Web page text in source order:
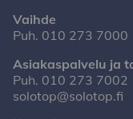
Vaihde
Puh. 010 273 7000
Asiakaspalvelu ja
Puh. 010 273 7002
solotop@solotop.fi